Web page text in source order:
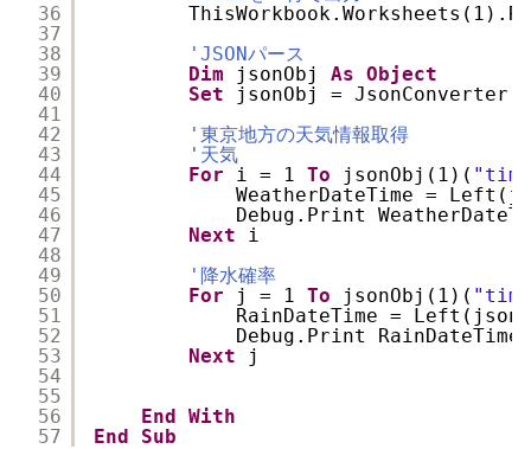
36
37
38
39
40
41
42
43
44
45
46
47
48
49
50
51
52
53
54
55
56
57
'JSONパース
Dim
jsonObj As Object
Set
jsonObj =
'東京地方の天気情報取得
'天気
For
i = 1 To jsonObj(1)(
WeatherDateTime =
Debug.Print
Next
i
'降水確率
For
j = 1 To jsonObj(1)(
RainDateTime =
Debug.Print
Next
j
End With
End
Sub